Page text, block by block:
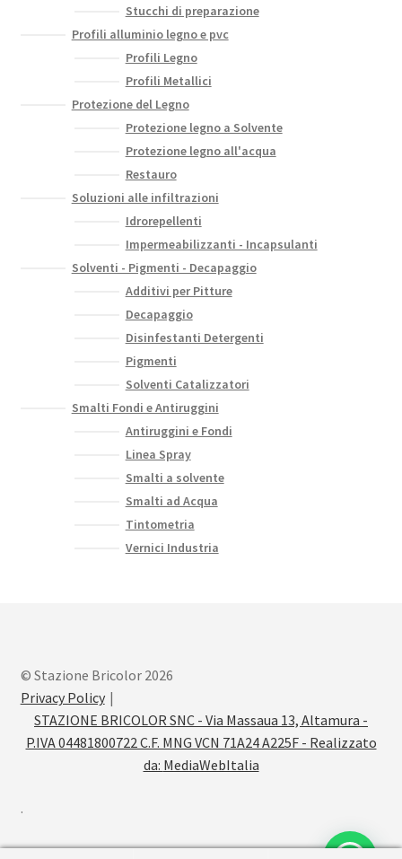
Stucchi di preparazione
Profili alluminio legno e pvc
Profili Legno
Profili Metallici
Protezione del Legno
Protezione legno a Solvente
Protezione legno all'acqua
Restauro
Soluzioni alle infiltrazioni
Idrorepellenti
Impermeabilizzanti - Incapsulanti
Solventi - Pigmenti - Decapaggio
Additivi per Pitture
Decapaggio
Disinfestanti Detergenti
Pigmenti
Solventi Catalizzatori
Smalti Fondi e Antiruggini
Antiruggini e Fondi
Linea Spray
Smalti a solvente
Smalti ad Acqua
Tintometria
Vernici Industria
© Stazione Bricolor 2026
Privacy Policy
STAZIONE BRICOLOR SNC - Via Massaua 13, Altamura -
P.IVA 04481800722 C.F. MNG VCN 71A24 A225F - Realizzato
da: MediaWebItalia
.